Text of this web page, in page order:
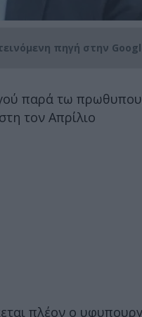
πηγή στην
παρά τω
τον Απρίλιο
πλέον ο